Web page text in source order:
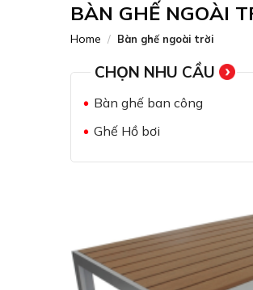
BÀN GHẾ NGOÀI
Home / Bàn ghế ngoài trời
CHỌN NHU CẦU
Bàn ghế ban công
Ghế Hồ bơi